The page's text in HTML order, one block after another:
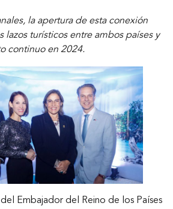
la apertura de esta conexión
lazos turísticos entre ambos países y
continuo en 2024.
Embajador del Reino de los Países